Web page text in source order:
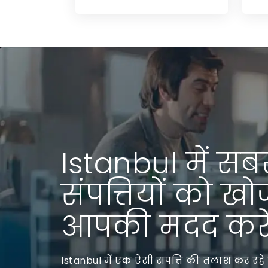
Istanbul में
संपत्तियों को
आपकी मदद
Istanbul में एक ऐसी संपत्ति की तलाश कर रहे